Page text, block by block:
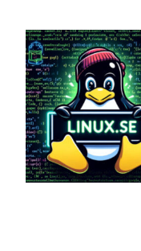
innehåll